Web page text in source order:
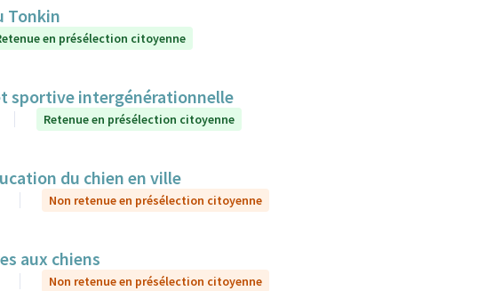
Tonkin
en présélection citoyenne
sportive intergénérationnelle
Retenue en présélection citoyenne
du chien en ville
Non retenue en présélection citoyenne
aux chiens
Non retenue en présélection citoyenne